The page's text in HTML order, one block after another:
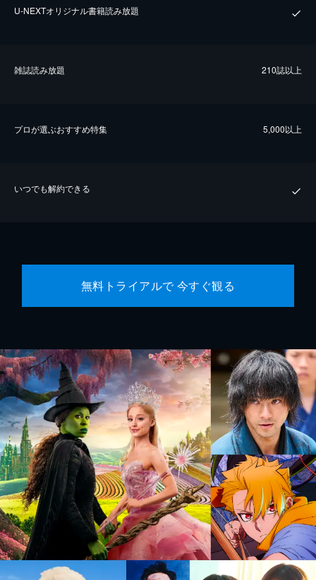
U-NEXTオリジナル書籍読み放題
雑誌読み放題 210誌以上
プロが選ぶおすすめ特集 5,000以上
いつでも解約できる
無料トライアルで 今すぐ観る